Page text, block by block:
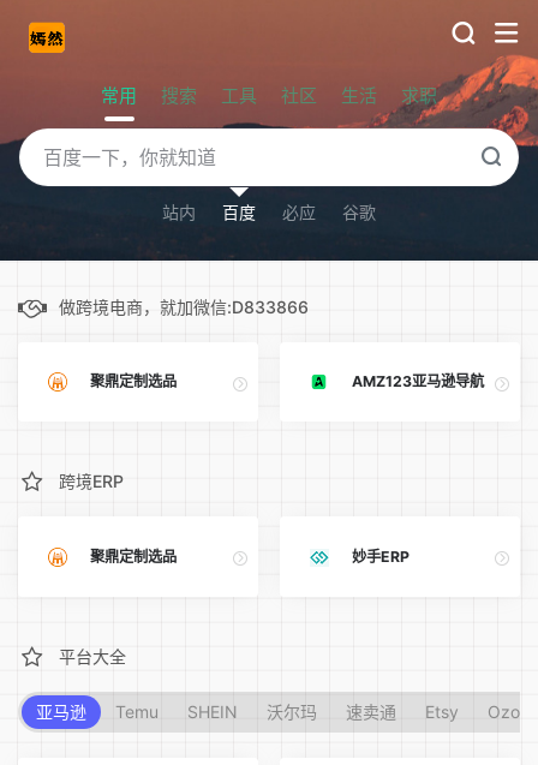
常用 搜索 工具 社区 生活 求职
站内 百度 必应 谷歌
做跨境电商，就加微信:D833866
聚鼎定制选品 AMZ123亚马逊导航
跨境ERP
聚鼎定制选品 妙手ERP
平台大全
亚马逊 Temu SHEIN 沃尔玛 速卖通 Etsy Ozon